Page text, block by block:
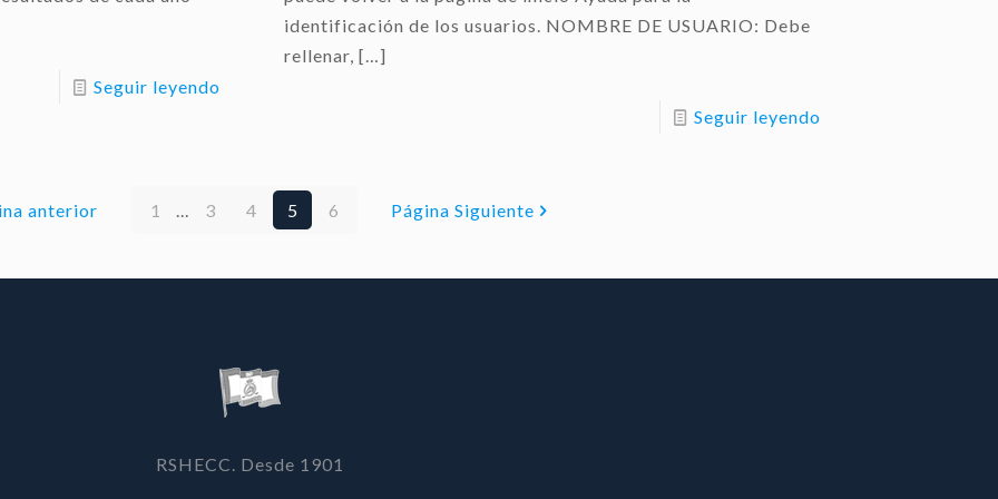
Seguir leyendo
identificación de los usuarios. NOMBRE DE USUARIO: Debe
rellenar, […]
Seguir leyendo
anterior 1 3 4 5 6 Página Siguiente
RSHECC. Desde 1901